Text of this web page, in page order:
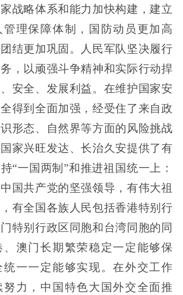
战略体系和能力加快构建，建立
管理保障体制，国防动员更加高
结更加巩固。人民军队坚决履行
，以顽强斗争精神和实际行动捍
安全、发展利益。在维护国家安
得到全面加强，经受住了来自政
形态、自然界等方面的风险挑战
家兴旺发达、长治久安提供了有
“一国两制”和推进祖国统一上：
国共产党的坚强领导，有伟大祖
有全国各族人民包括香港特别行
特别行政区同胞和台湾同胞的同
、澳门长期繁荣稳定一定能够保
统一一定能够实现。在外交工作
努力，中国特色大国外交全面推